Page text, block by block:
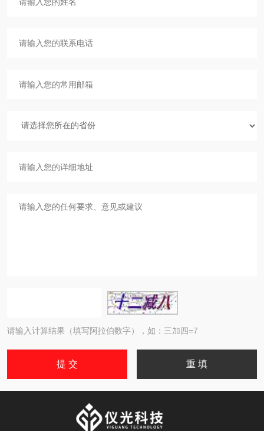
请输入计算结果（填写阿拉伯数字），如：三加四=7